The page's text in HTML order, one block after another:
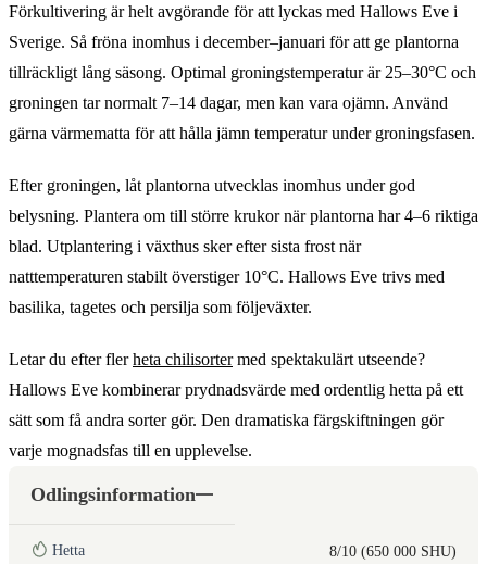
Förkultivering är helt avgörande för att lyckas med Hallows Eve i
Sverige. Så fröna inomhus i december–januari för att ge plantorna
tillräckligt lång säsong. Optimal groningstemperatur är 25–30°C och
groningen tar normalt 7–14 dagar, men kan vara ojämn. Använd
gärna värmematta för att hålla jämn temperatur under groningsfasen.
Efter groningen, låt plantorna utvecklas inomhus under god
belysning. Plantera om till större krukor när plantorna har 4–6 riktiga
blad. Utplantering i växthus sker efter sista frost när
natttemperaturen stabilt överstiger 10°C. Hallows Eve trivs med
basilika, tagetes och persilja som följeväxter.
Letar du efter flerheta chilisortermed spektakulärt utseende?
Hallows Eve kombinerar prydnadsvärde med ordentlig hetta på ett
sätt som få andra sorter gör. Den dramatiska färgskiftningen gör
varje mognadsfas till en upplevelse.
Odlingsinformation
Hetta 8/10 (650 000 SHU)